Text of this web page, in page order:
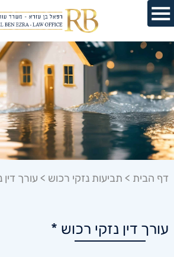
דף הבית > תביעות נזקי רכוש > עורך
עורך דין נזקי רכוש *